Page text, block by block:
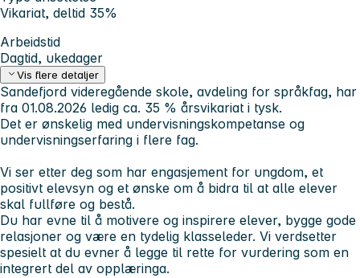
Vikariat, deltid 35%
Arbeidstid
Dagtid, ukedager
Vis flere detaljer
Sandefjord videregående skole, avdeling for språkfag, har
fra 01.08.2026 ledig ca. 35 % årsvikariat i tysk.
Det er ønskelig med undervisningskompetanse og
undervisningserfaring i flere fag.
Vi ser etter deg som har engasjement for ungdom, et
positivt elevsyn og et ønske om å bidra til at alle elever
skal fullføre og bestå.
Du har evne til å motivere og inspirere elever, bygge gode
relasjoner og være en tydelig klasseleder. Vi verdsetter
spesielt at du evner å legge til rette for vurdering som en
integrert del av opplæringa.